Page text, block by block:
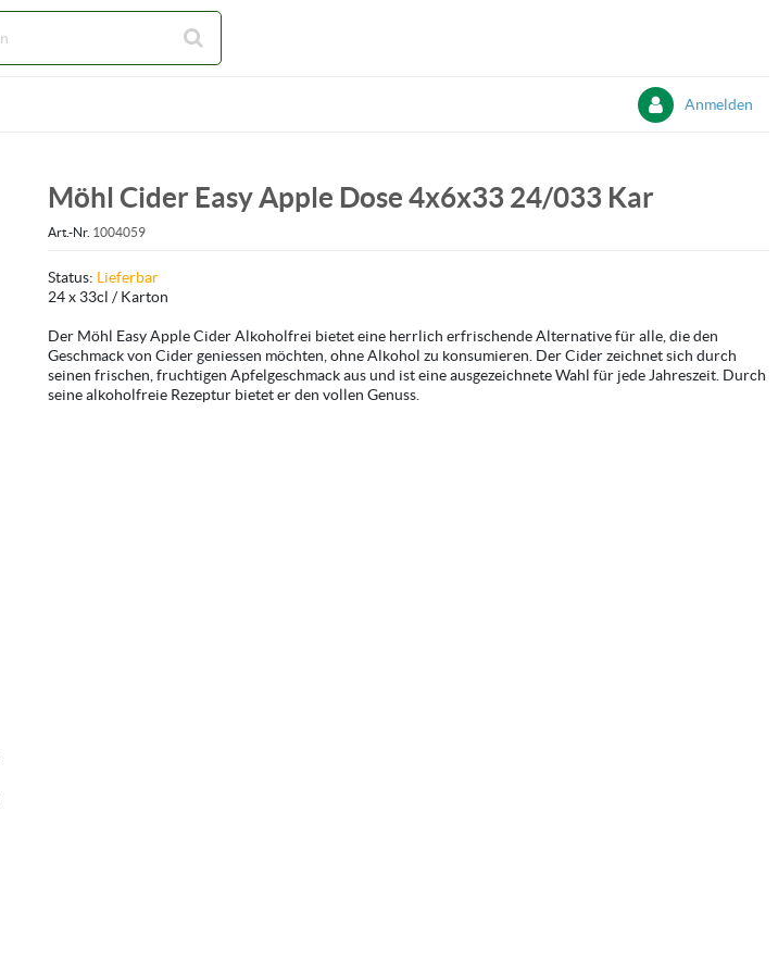
Zum Hauptinhalt springen
Anmelden
Möhl Cider Easy Apple Dose 4x6x33 24/033 Kar
Art.-Nr. 1004059
Status: Lieferbar
24 x 33cl / Karton
Der Möhl Easy Apple Cider Alkoholfrei bietet eine herrlich erfrischende Alternative für alle, die den
Geschmack von Cider geniessen möchten, ohne Alkohol zu konsumieren. Der Cider zeichnet sich durch
seinen frischen, fruchtigen Apfelgeschmack aus und ist eine ausgezeichnete Wahl für jede Jahreszeit. Durch
seine alkoholfreie Rezeptur bietet er den vollen Genuss.